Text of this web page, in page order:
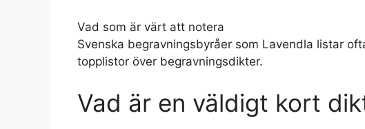
Vad som är värt att notera
Svenska begravningsbyråer som Lavendla listar
topplistor över begravningsdikter.
Vad är en väldigt kort